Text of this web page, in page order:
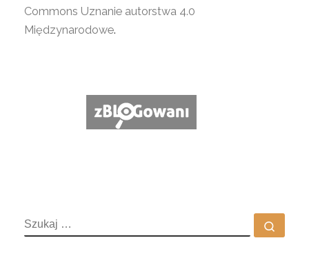
Commons Uznanie autorstwa 4.0
Międzynarodowe.
SZUKAJ